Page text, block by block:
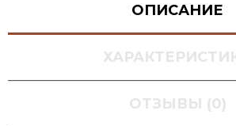
ОПИСАНИЕ
ОТЗЫВЫ (0)